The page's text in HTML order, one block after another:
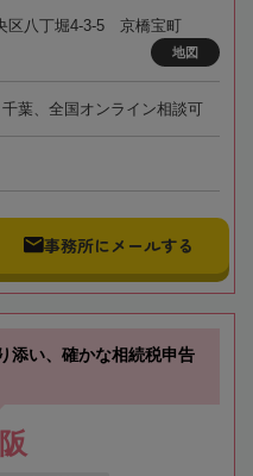
区八丁堀4-3-5 京橋宝町
地図
葉、全国オンライン相談可
事務所にメールする
添い、確かな相続税申告